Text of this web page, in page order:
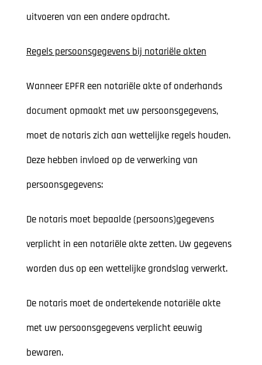
uitvoeren van een andere opdracht.
Regels persoonsgegevens bij notariële akten
Wanneer EPFR een notariële akte of onderhands
document opmaakt met uw persoonsgegevens,
moet de notaris zich aan wettelijke regels houden.
Deze hebben invloed op de verwerking van
persoonsgegevens:
De notaris moet bepaalde (persoons)gegevens
verplicht in een notariële akte zetten. Uw gegevens
worden dus op een wettelijke grondslag verwerkt.
De notaris moet de ondertekende notariële akte
met uw persoonsgegevens verplicht eeuwig
bewaren.